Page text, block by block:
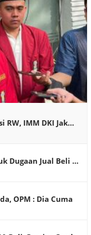
RW, IMM DKI Jak…
Dugaan Jual Beli …
OPM : Dia Cuma